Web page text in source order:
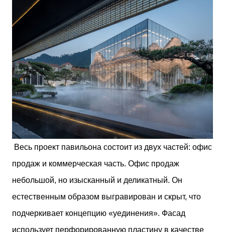
Весь проект павильона состоит из двух частей: офис
продаж и коммерческая часть. Офис продаж
небольшой, но изысканный и деликатный. Он
естественным образом выгравирован и скрыт, что
подчеркивает концепцию «уединения». Фасад
использует перфорированную пластину в качестве